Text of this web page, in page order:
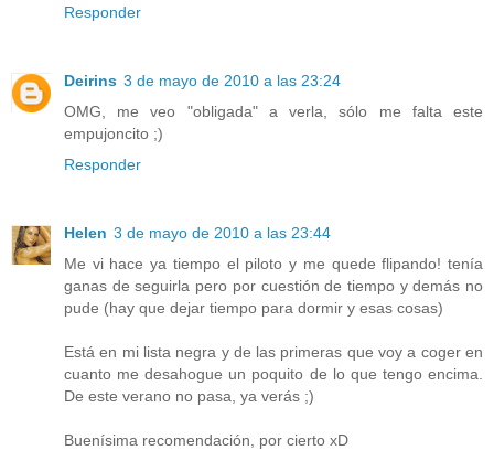
Responder
Deirins 3 de mayo de 2010 a las 23:24
OMG, me veo "obligada" a verla, sólo me falta este
empujoncito ;)
Responder
Helen 3 de mayo de 2010 a las 23:44
Me vi hace ya tiempo el piloto y me quede flipando! tenía
ganas de seguirla pero por cuestión de tiempo y demás no
pude (hay que dejar tiempo para dormir y esas cosas)
Está en mi lista negra y de las primeras que voy a coger en
cuanto me desahogue un poquito de lo que tengo encima.
De este verano no pasa, ya verás ;)
Buenísima recomendación, por cierto xD